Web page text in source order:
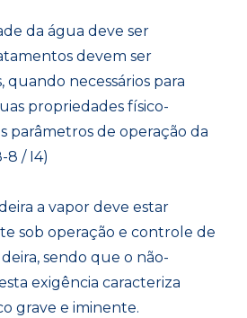
da água deve ser
devem ser
necessários para
propriedades físico-
parâmetros de operação da
8 / I4)
a vapor deve estar
sob operação e controle de
sendo que o não-
exigência caracteriza
grave e iminente.